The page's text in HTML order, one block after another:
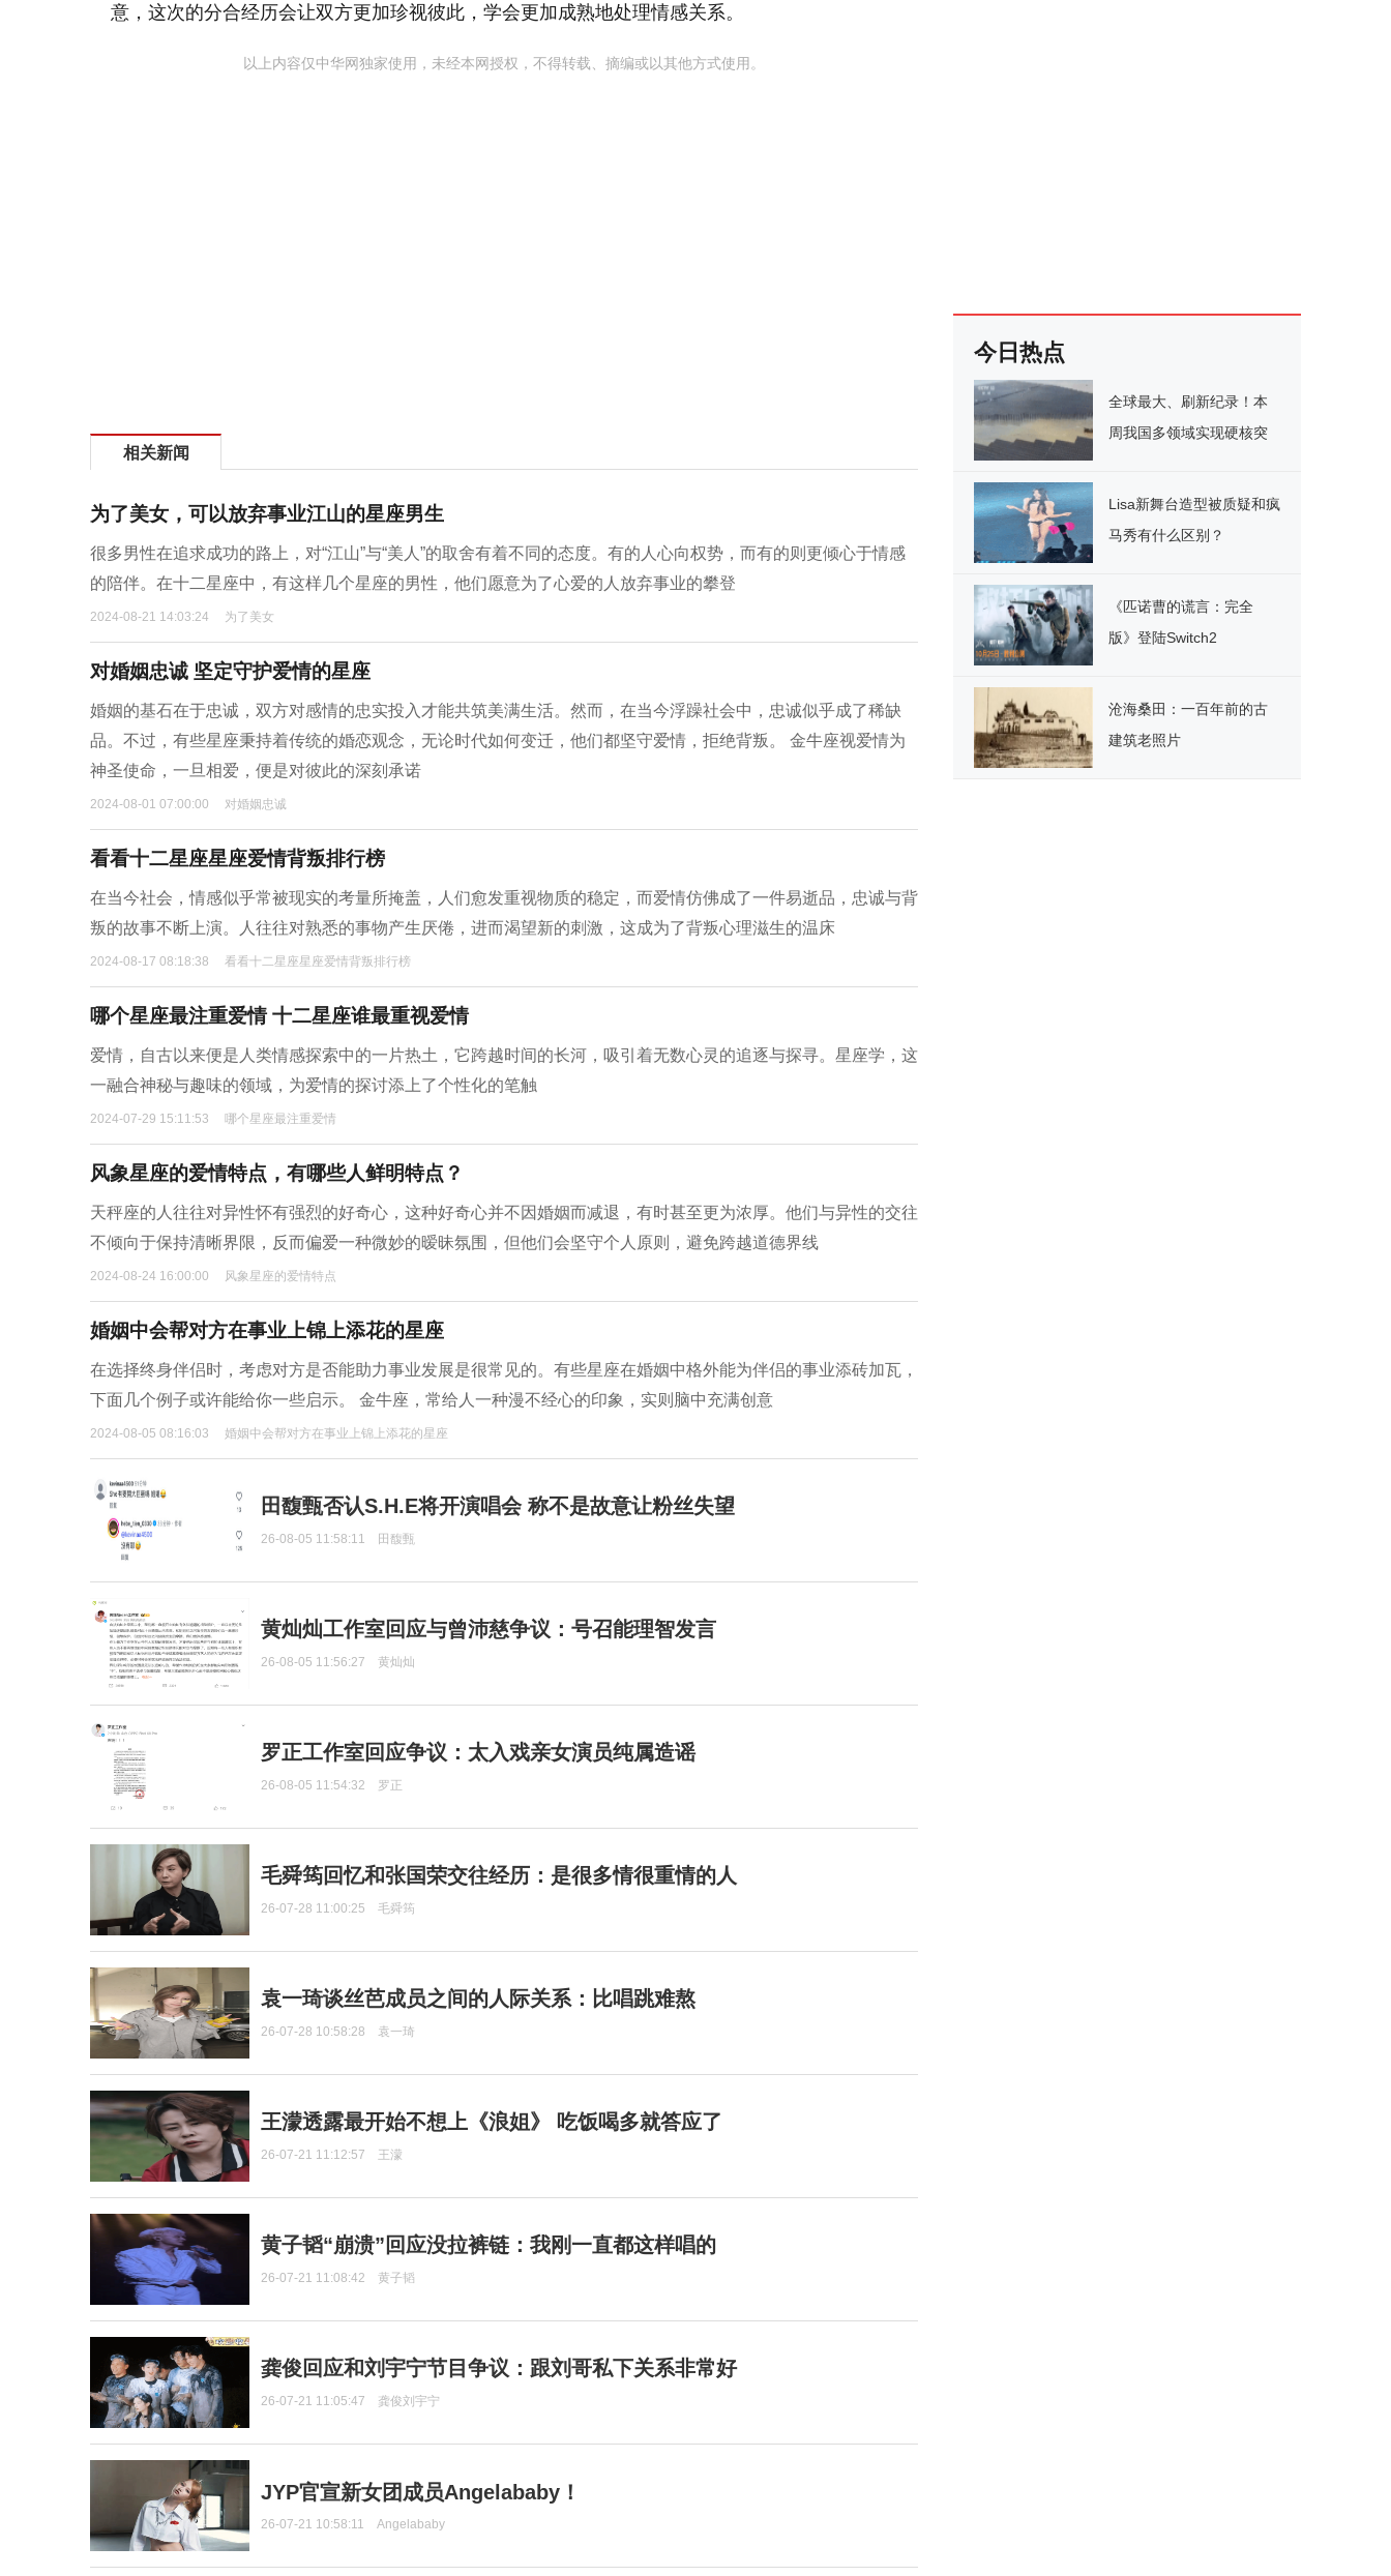
意，这次的分合经历会让双方更加珍视彼此，学会更加成熟地处理情感关系。
以上内容仅中华网独家使用，未经本网授权，不得转载、摘编或以其他方式使用。
相关新闻
为了美女，可以放弃事业江山的星座男生
很多男性在追求成功的路上，对“江山”与“美人”的取舍有着不同的态度。有的人心向权势，而有的则更倾心于情感
的陪伴。在十二星座中，有这样几个星座的男性，他们愿意为了心爱的人放弃事业的攀登
2024-08-21 14:03:24 为了美女
对婚姻忠诚 坚定守护爱情的星座
婚姻的基石在于忠诚，双方对感情的忠实投入才能共筑美满生活。然而，在当今浮躁社会中，忠诚似乎成了稀缺
品。不过，有些星座秉持着传统的婚恋观念，无论时代如何变迁，他们都坚守爱情，拒绝背叛。 金牛座视爱情为
神圣使命，一旦相爱，便是对彼此的深刻承诺
2024-08-01 07:00:00 对婚姻忠诚
看看十二星座星座爱情背叛排行榜
在当今社会，情感似乎常被现实的考量所掩盖，人们愈发重视物质的稳定，而爱情仿佛成了一件易逝品，忠诚与背
叛的故事不断上演。人往往对熟悉的事物产生厌倦，进而渴望新的刺激，这成为了背叛心理滋生的温床
2024-08-17 08:18:38 看看十二星座星座爱情背叛排行榜
哪个星座最注重爱情 十二星座谁最重视爱情
爱情，自古以来便是人类情感探索中的一片热土，它跨越时间的长河，吸引着无数心灵的追逐与探寻。星座学，这
一融合神秘与趣味的领域，为爱情的探讨添上了个性化的笔触
2024-07-29 15:11:53 哪个星座最注重爱情
风象星座的爱情特点，有哪些人鲜明特点？
天秤座的人往往对异性怀有强烈的好奇心，这种好奇心并不因婚姻而减退，有时甚至更为浓厚。他们与异性的交往
不倾向于保持清晰界限，反而偏爱一种微妙的暧昧氛围，但他们会坚守个人原则，避免跨越道德界线
2024-08-24 16:00:00 风象星座的爱情特点
婚姻中会帮对方在事业上锦上添花的星座
在选择终身伴侣时，考虑对方是否能助力事业发展是很常见的。有些星座在婚姻中格外能为伴侣的事业添砖加瓦，
下面几个例子或许能给你一些启示。 金牛座，常给人一种漫不经心的印象，实则脑中充满创意
2024-08-05 08:16:03 婚姻中会帮对方在事业上锦上添花的星座
田馥甄否认S.H.E将开演唱会 称不是故意让粉丝失望
26-08-05 11:58:11 田馥甄
黄灿灿工作室回应与曾沛慈争议：号召能理智发言
26-08-05 11:56:27 黄灿灿
罗正工作室回应争议：太入戏亲女演员纯属造谣
26-08-05 11:54:32 罗正
毛舜筠回忆和张国荣交往经历：是很多情很重情的人
26-07-28 11:00:25 毛舜筠
袁一琦谈丝芭成员之间的人际关系：比唱跳难熬
26-07-28 10:58:28 袁一琦
王濛透露最开始不想上《浪姐》 吃饭喝多就答应了
26-07-21 11:12:57 王濛
黄子韬“崩溃”回应没拉裤链：我刚一直都这样唱的
26-07-21 11:08:42 黄子韬
龚俊回应和刘宇宁节目争议：跟刘哥私下关系非常好
26-07-21 11:05:47 龚俊刘宇宁
JYP官宣新女团成员Angelababy！
26-07-21 10:58:11 Angelababy
今日热点
全球最大、刷新纪录！本
周我国多领域实现硬核突
Lisa新舞台造型被质疑和疯
马秀有什么区别？
《匹诺曹的谎言：完全
版》登陆Switch2
沧海桑田：一百年前的古
建筑老照片